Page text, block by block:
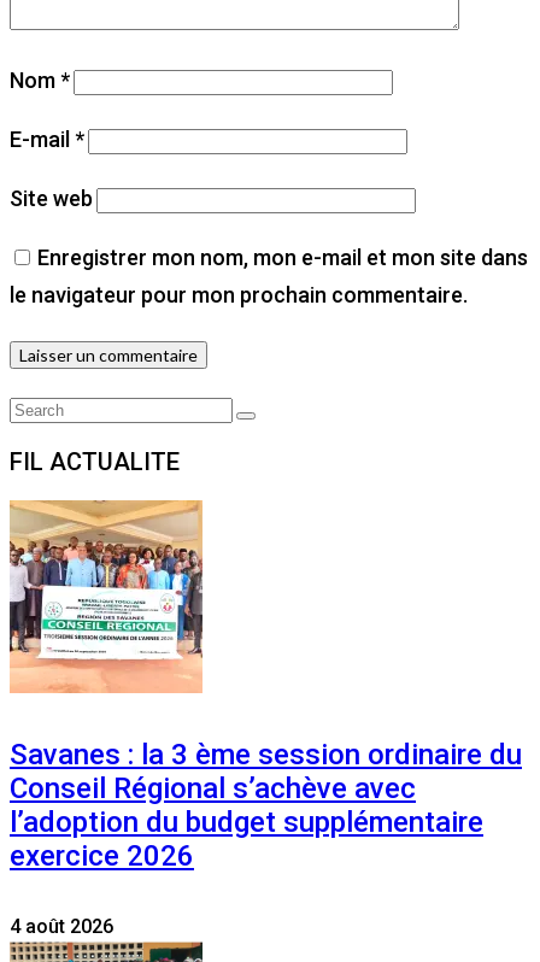
Nom*
E-mail*
Site web
Enregistrer mon nom, mon e-mail et mon site dans
le navigateur pour mon prochain commentaire.
Search
Search
FIL ACTUALITE
Savanes : la 3 ème session ordinaire du
Conseil Régional s’achève avec
l’adoption du budget supplémentaire
exercice 2026
4 août 2026